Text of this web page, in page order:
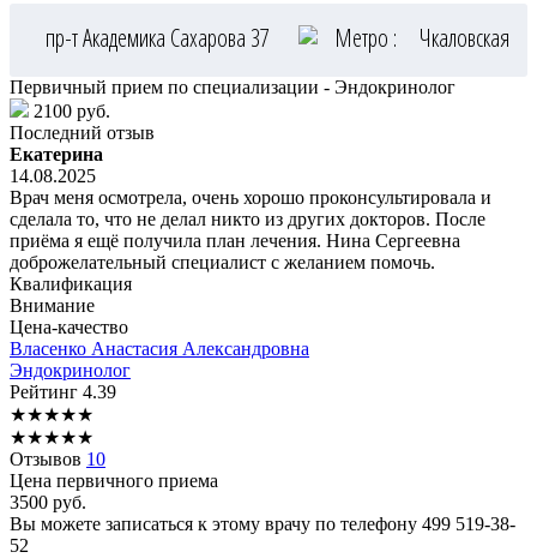
пр-т Академика Сахарова 37 Метро : Чкаловская
Первичный прием по специализации - Эндокринолог
2100 руб.
Последний отзыв
Екатерина
14.08.2025
Врач меня осмотрела, очень хорошо проконсультировала и
сделала то, что не делал никто из других докторов. После
приёма я ещё получила план лечения. Нина Сергеевна
доброжелательный специалист с желанием помочь.
Квалификация
Внимание
Цена-качество
Власенко Анастасия Александровна
Эндокринолог
Рейтинг 4.39
★★★★★
★★★★★
Отзывов 10
Цена первичного приема
3500 руб.
Вы можете записаться к этому врачу по телефону 499 519-38-
52